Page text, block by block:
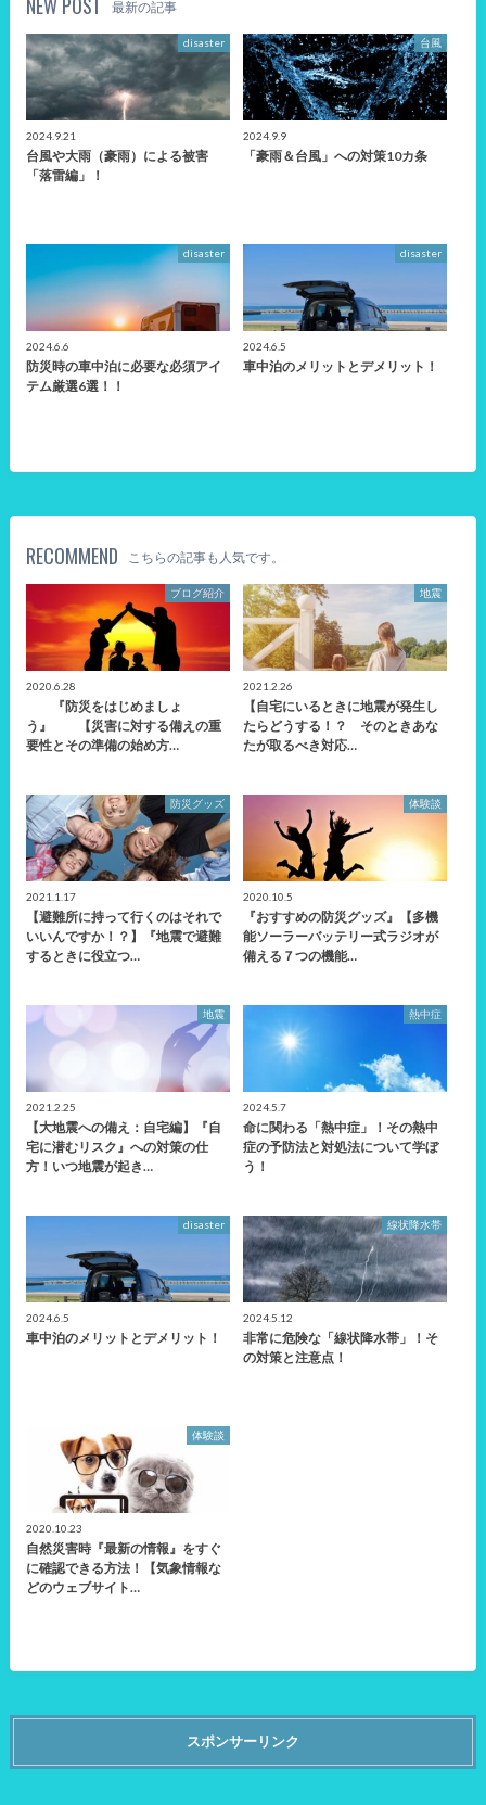
NEW POST 最新の記事
disaster
2024.9.21
台風や大雨（豪雨）による被害
「落雷編」！
台風
2024.9.9
「豪雨＆台風」への対策10カ条
disaster
2024.6.6
防災時の車中泊に必要な必須アイ
テム厳選6選！！
disaster
2024.6.5
車中泊のメリットとデメリット！
RECOMMEND こちらの記事も人気です。
ブログ紹介
2020.6.28
『防災をはじめましょ
う』 【災害に対する備えの重
要性とその準備の始め方…
地震
2021.2.26
【自宅にいるときに地震が発生し
たらどうする！？ そのときあな
たが取るべき対応…
防災グッズ
2021.1.17
【避難所に持って行くのはそれで
いいんですか！？】『地震で避難
するときに役立つ…
体験談
2020.10.5
『おすすめの防災グッズ』【多機
能ソーラーバッテリー式ラジオが
備える７つの機能…
地震
2021.2.25
【大地震への備え：自宅編】『自
宅に潜むリスク』への対策の仕
方！いつ地震が起き…
熱中症
2024.5.7
命に関わる「熱中症」！その熱中
症の予防法と対処法について学ぼ
う！
disaster
2024.6.5
車中泊のメリットとデメリット！
線状降水帯
2024.5.12
非常に危険な「線状降水帯」！そ
の対策と注意点！
体験談
2020.10.23
自然災害時『最新の情報』をすぐ
に確認できる方法！【気象情報な
どのウェブサイト…
スポンサーリンク